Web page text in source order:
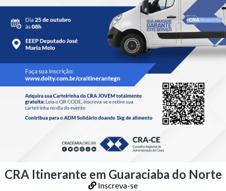
CRA Itinerante em Guaraciaba do Norte
Inscreva-se